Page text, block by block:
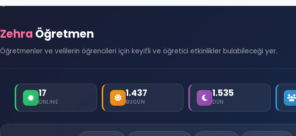
Zehra Öğretmen
Öğretmenler ve velilerin öğrencileri için keyifli ve öğretici etkinlikler bulabileceği yer.
17
ONLINE
1.437
BUGÜN
1.535
DÜN